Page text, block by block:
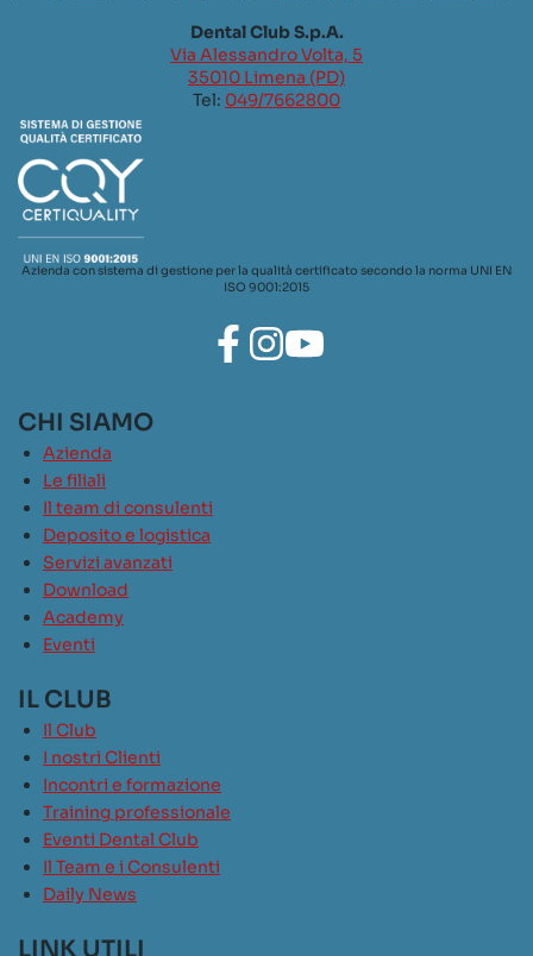
Dental Club S.p.A.
Via Alessandro Volta, 5
35010 Limena (PD)
Tel: 049/7662800
Azienda con sistema di gestione per la qualità certificato secondo la norma UNI EN
ISO 9001:2015
CHI SIAMO
Azienda
Le filiali
Il team di consulenti
Deposito e logistica
Servizi avanzati
Download
Academy
Eventi
IL CLUB
Il Club
I nostri Clienti
Incontri e formazione
Training professionale
Eventi Dental Club
Il Team e i Consulenti
Daily News
LINK UTILI